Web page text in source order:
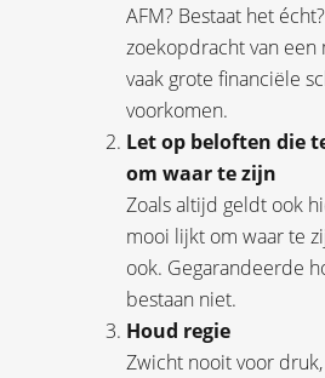
AFM? Bestaat het
zoekopdracht van een
vaak grote financiële
voorkomen.
Let op beloften die
om waar te zijn
Zoals altijd geldt ook
mooi lijkt om waar te
ook. Gegarandeerde
bestaan niet.
Houd regie
Zwicht nooit voor druk,